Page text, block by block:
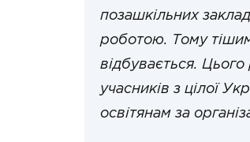
позашкільних
роботою. Тому
відбувається. Цього
учасників з цілої
освітянам за